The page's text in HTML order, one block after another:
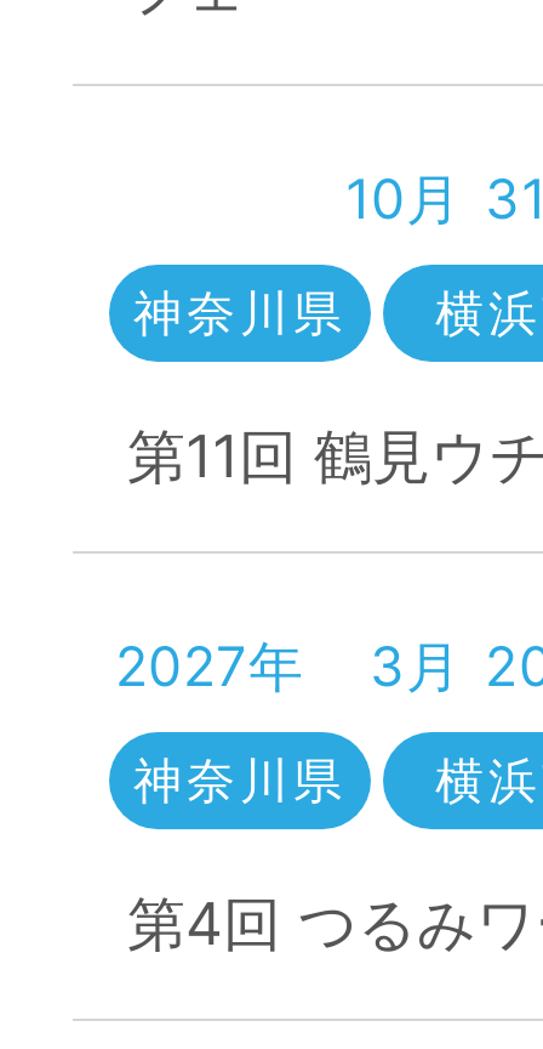
10月
神奈川県 横
第11回 鶴見ウ
2027年 3月
神奈川県 横
第4回 つるみ